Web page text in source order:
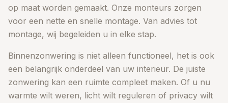
op maat worden gemaakt. Onze monteurs zorgen
voor een nette en snelle montage. Van advies tot
montage, wij begeleiden u in elke stap.
Binnenzonwering is niet alleen functioneel, het is ook
een belangrijk onderdeel van uw interieur. De juiste
zonwering kan een ruimte compleet maken. Of u nu
warmte wilt weren, licht wilt reguleren of privacy wilt